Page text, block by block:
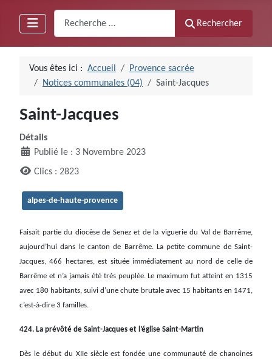
Rechercher
Vous êtes ici : Accueil
Provence sacrée
Notices communales (04)
Saint-Jacques
Saint-Jacques
Détails
Publié le : 3 Novembre 2023
Clics : 2823
alpes-de-haute-provence
Faisait partie du diocèse de Senez et de la viguerie du Val de Barrême,
aujourd’hui dans le canton de Barrême. La petite commune de Saint-
Jacques, 466 hectares, est située immédiatement au nord de celle de
Barrême et n’a jamais été très peuplée. Le maximum fut atteint en 1315
avec 180 habitants, suivi d’une chute brutale avec 15 habitants en 1471,
c’est-à-dire 3 familles.
424. La prévôté de Saint-Jacques et l’église Saint-Martin
Dès le début du XIIe siècle est fondée une communauté de chanoines